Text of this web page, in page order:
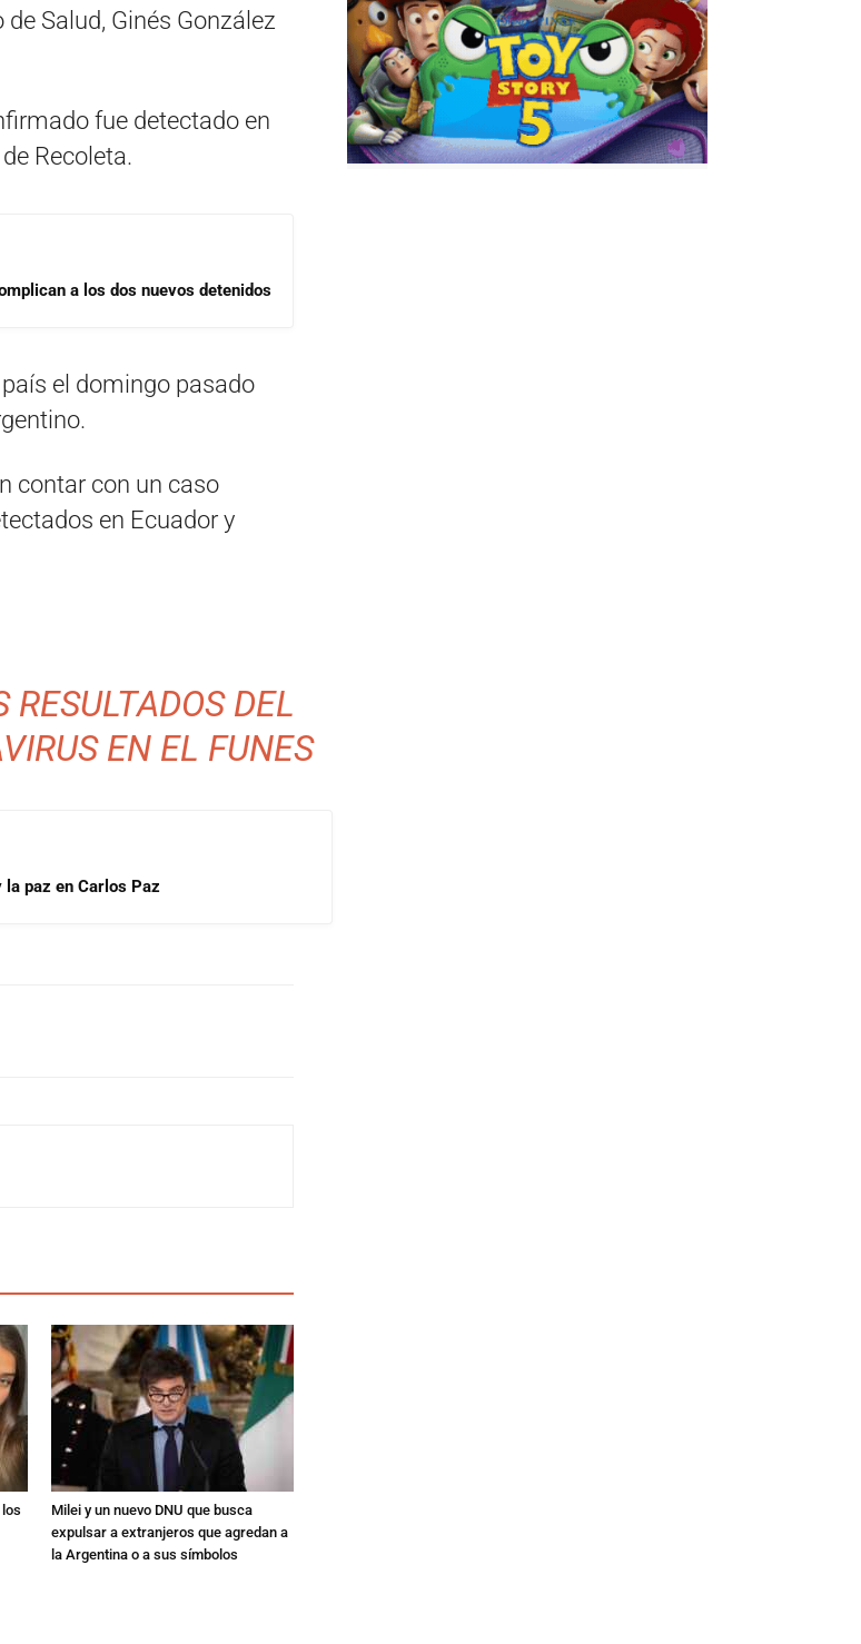
Salud, Ginés González
fue detectado en
Recoleta.
a los dos nuevos detenidos
el domingo pasado
contar con un caso
en Ecuador y
DEL
EN EL FUNES
la paz en Carlos Paz
Milei y un nuevo DNU que busca
expulsar a extranjeros que agredan a
la Argentina o a sus símbolos